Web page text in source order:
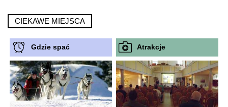
CIEKAWE MIEJSCA
Gdzie spać Atrakcje